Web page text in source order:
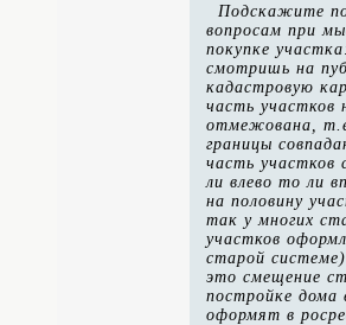
Подскажите
вопросам при
покупке
смотришь на
кадастровую
часть участков
отмежована,
границы
часть участков
ли влево то ли
на половину
так у многих
участков
старой
это смещение
постройке дома
оформят в